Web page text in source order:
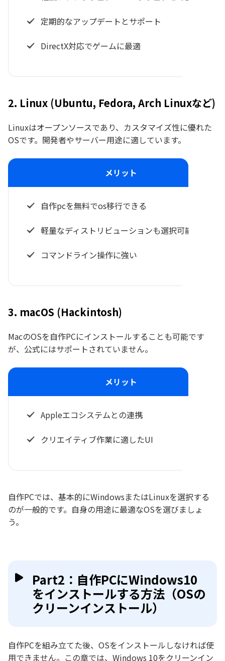
定期的なアップデートとサポート
DirectX対応でゲームに最適
2. Linux (Ubuntu, Fedora, Arch Linuxなど)
Linuxはオープンソースであり、カスタマイズ性に優れた
OSです。開発者やサーバー用途に適しています。
メリット
自作pcを無料でos移行できる
軽量なディストリビューションも選択可能
コマンドライン操作に強い
3. macOS (Hackintosh)
MacのOSを自作PCにインストールすることも可能です
が、公式にはサポートされていません。
メリット
Appleエコシステムとの連携
クリエイティブ作業に適したUI
自作PCでは、基本的にWindowsまたはLinuxを選択する
のが一般的です。自身の用途に最適なOSを選びましょ
う。
Part2：自作PCにWindows10
をインストールする方法（OSの
クリーンインストール）
自作PCを組み立てた後、OSをインストールしなければ使
用できません。この章では、Windows 10をクリーンイン